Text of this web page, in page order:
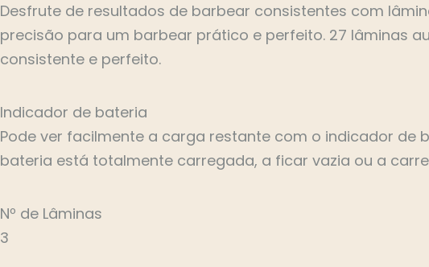
Desfrute de resultados de barbear consistentes com
precisão para um barbear prático e perfeito. 27 lâminas
consistente e perfeito.
Indicador de bateria
Pode ver facilmente a carga restante com o indicador de
bateria está totalmente carregada, a ficar vazia ou a
Nº de Lâminas
3